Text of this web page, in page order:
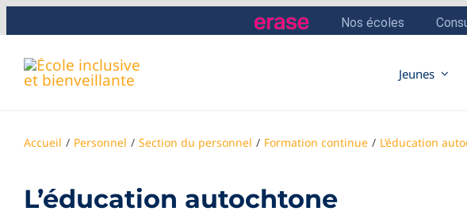
Jeunes
Accueil Personnel Section du personnel Formation continue L’éducation
L’éducation autochtone